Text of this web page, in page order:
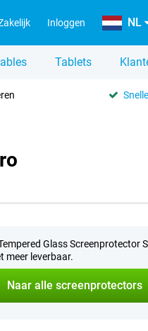
Inloggen NL
Tablets
Snelle
Glass Screenprotector
meer leverbaar.
Naar alle screenprotectors